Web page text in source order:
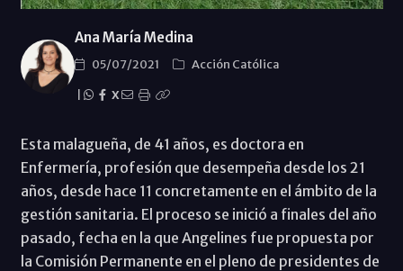
Ana María Medina
05/07/2021
Acción Católica
X
Esta malagueña, de 41 años, es doctora en
Enfermería, profesión que desempeña desde los 21
años, desde hace 11 concretamente en el ámbito de la
gestión sanitaria. El proceso se inició a finales del año
pasado, fecha en la que Angelines fue propuesta por
la Comisión Permanente en el pleno de presidentes de